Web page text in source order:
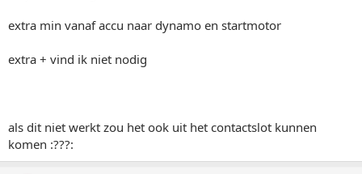
extra min vanaf accu naar dynamo en startmotor
extra + vind ik niet nodig
als dit niet werkt zou het ook uit het contactslot kunnen
komen :???: